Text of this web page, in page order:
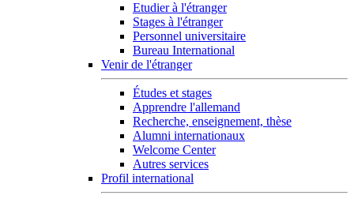
Etudier à l'étranger
Stages à l'étranger
Personnel universitaire
Bureau International
Venir de l'étranger
Études et stages
Apprendre l'allemand
Recherche, enseignement, thèse
Alumni internationaux
Welcome Center
Autres services
Profil international